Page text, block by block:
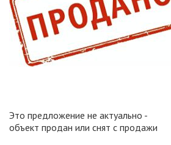
Это предложение не актуально -
объект продан или снят с продажи